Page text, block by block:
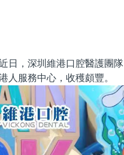
日，深圳維港口腔醫護團隊
人服務中心，收穫頗豐。